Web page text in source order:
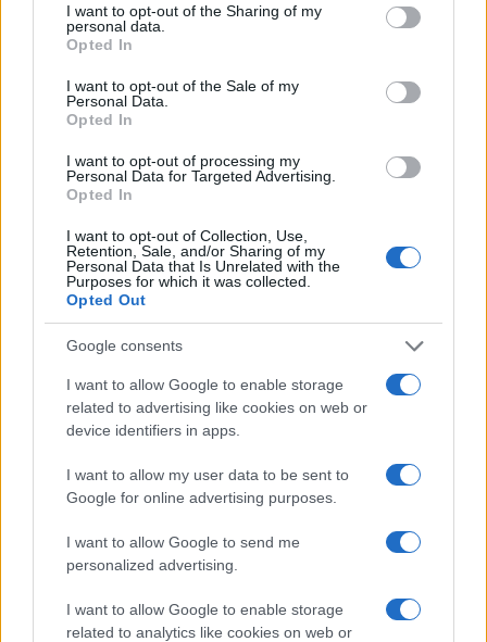
not limited to your visit or usage behaviour. You may click to
grant or deny consent to Google and its third-party tags to
use your data for below specified purposes in below Google
consent section.
I want to opt-out of the Sharing of my
personal data.
Opted In
I want to opt-out of the Sale of my
Personal Data.
Opted In
I want to opt-out of processing my
Personal Data for Targeted Advertising.
Opted In
I want to opt-out of Collection, Use,
Retention, Sale, and/or Sharing of my
Personal Data that Is Unrelated with the
Purposes for which it was collected.
Opted Out
Google consents
I want to allow Google to enable storage
related to advertising like cookies on web or
device identifiers in apps.
I want to allow my user data to be sent to
Google for online advertising purposes.
I want to allow Google to send me
personalized advertising.
I want to allow Google to enable storage
related to analytics like cookies on web or
ΣΑΝ ΣΗΜΕΡΑ...ΣΤΟΝ ΠΟΝΤΟ ΚΑΙ ΑΛΛΟΥ
Βασίλειος Αργυρόπουλος: Ο (ξεχασμένος) μεγάλος του
ελληνικού θεάτρου και η φοβερή ζωή του
28/04/2025 - 2:05μμ
ΣΑΝ ΣΗΜΕΡΑ...ΣΤΟΝ ΠΟΝΤΟ ΚΑΙ ΑΛΛΟΥ